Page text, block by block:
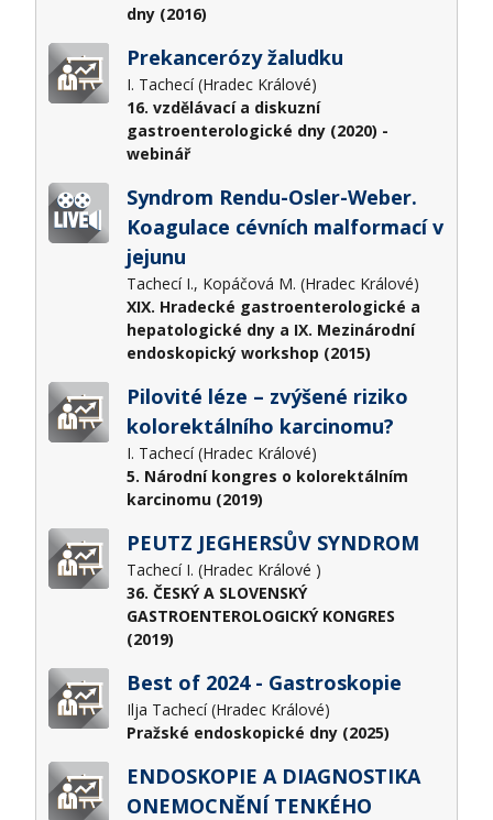
dny (2016)
Prekancerózy žaludku
I. Tachecí (Hradec Králové)
16. vzdělávací a diskuzní
gastroenterologické dny (2020) -
webinář
Syndrom Rendu-Osler-Weber.
Koagulace cévních malformací v
jejunu
Tachecí I., Kopáčová M. (Hradec Králové)
XIX. Hradecké gastroenterologické a
hepatologické dny a IX. Mezinárodní
endoskopický workshop (2015)
Pilovité léze – zvýšené riziko
kolorektálního karcinomu?
I. Tachecí (Hradec Králové)
5. Národní kongres o kolorektálním
karcinomu (2019)
PEUTZ JEGHERSŮV SYNDROM
Tachecí I. (Hradec Králové )
36. ČESKÝ A SLOVENSKÝ
GASTROENTEROLOGICKÝ KONGRES
(2019)
Best of 2024 - Gastroskopie
Ilja Tachecí (Hradec Králové)
Pražské endoskopické dny (2025)
ENDOSKOPIE A DIAGNOSTIKA
ONEMOCNĚNÍ TENKÉHO